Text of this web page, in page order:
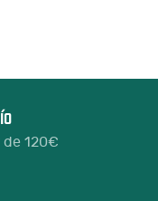
120€